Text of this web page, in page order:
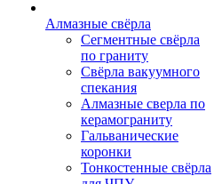
Алмазные свёрла
Сегментные свёрла
по граниту
Свёрла вакуумного
спекания
Алмазные сверла по
керамограниту
Гальванические
коронки
Тонкостенные свёрла